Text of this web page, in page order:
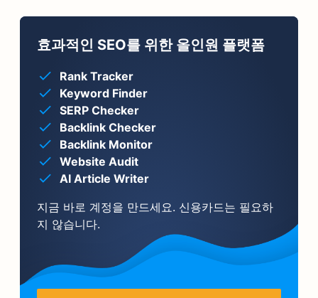
효과적인 SEO를 위한 올인원 플랫폼
Rank Tracker
Keyword Finder
SERP Checker
Backlink Checker
Backlink Monitor
Website Audit
AI Article Writer
지금 바로 계정을 만드세요. 신용카드는 필요하
지 않습니다.